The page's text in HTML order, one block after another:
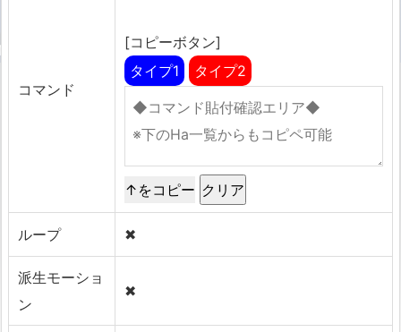
コマンド
[コピーボタン]
タイプ1
タイプ2
↑をコピー
ループ ✖
派生モーショ
ン
✖